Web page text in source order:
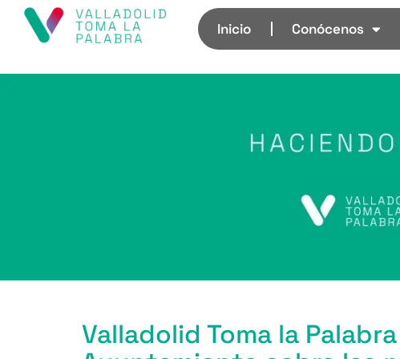
Inicio Conócenos
Valladolid Toma la